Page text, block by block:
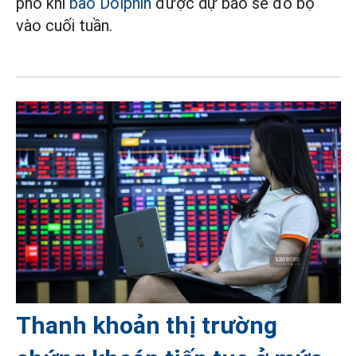
vào cuối tuần.
Thanh khoản thị trường